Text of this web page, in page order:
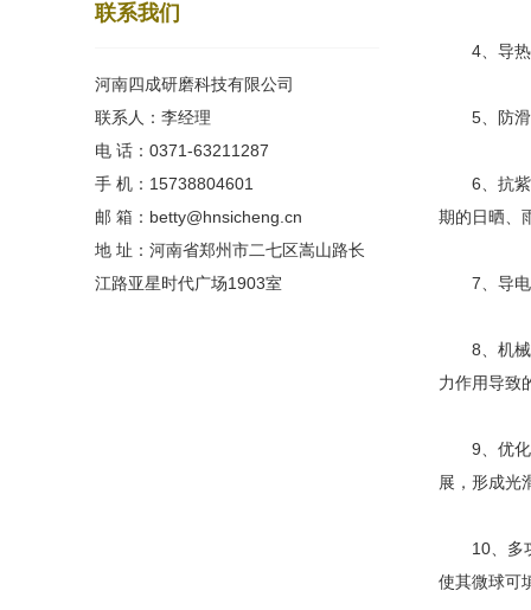
联系我们
河南四成研磨科技有限公司
联系人：李经理
电 话：0371-63211287
手 机：15738804601
邮 箱：betty@hnsicheng.cn
地 址：河南省郑州市二七区嵩山路长
江路亚星时代广场1903室
4、导热与
5、防滑与
6、抗紫外
期的日晒、
7、导电
8、机械强
力作用导致
9、优化流
展，形成光
10、多功
使其微球可